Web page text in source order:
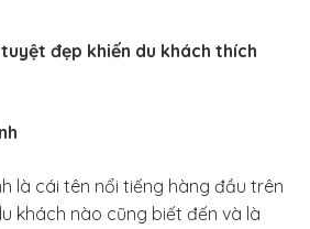
đẹp khiến du khách thích
là cái tên nổi tiếng hàng đầu trên
khách nào cũng biết đến và là